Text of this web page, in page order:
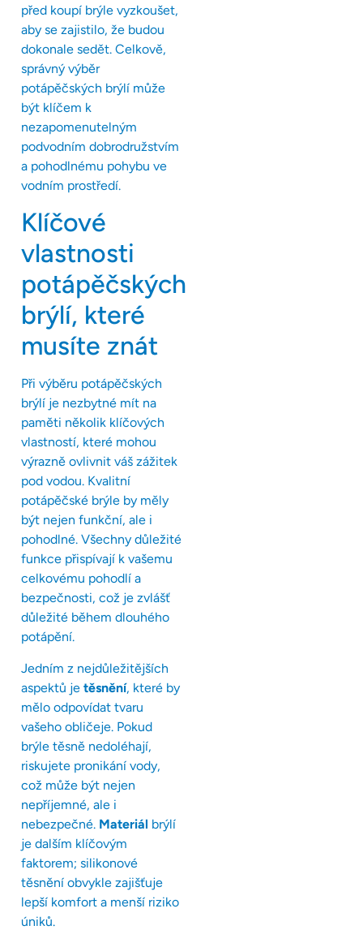
před koupí brýle vyzkoušet,
aby se zajistilo, že budou
dokonale sedět. Celkově,
správný výběr
potápěčských brýlí může
být klíčem k
nezapomenutelným
podvodním dobrodružstvím
a pohodlnému pohybu ve
vodním prostředí.
Klíčové
vlastnosti
potápěčských
brýlí, které
musíte znát
Při výběru potápěčských
brýlí je nezbytné mít na
paměti několik klíčových
vlastností, které mohou
výrazně ovlivnit váš zážitek
pod vodou. Kvalitní
potápěčské brýle by měly
být nejen funkční, ale i
pohodlné. Všechny důležité
funkce přispívají k vašemu
celkovému pohodlí a
bezpečnosti, což je zvlášť
důležité během dlouhého
potápění.
Jedním z nejdůležitějších
aspektů je těsnění, které by
mělo odpovídat tvaru
vašeho obličeje. Pokud
brýle těsně nedoléhají,
riskujete pronikání vody,
což může být nejen
nepříjemné, ale i
nebezpečné. Materiál brýlí
je dalším klíčovým
faktorem; silikonové
těsnění obvykle zajišťuje
lepší komfort a menší riziko
úniků.